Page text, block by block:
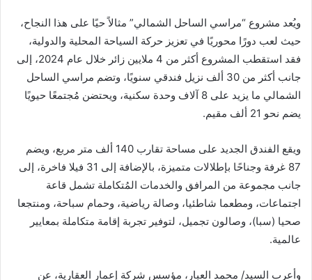
ويُعد مشروع “مراسي الساحل الشمالي” مثالاً حيًا على هذا النجاح،
حيث لعب دورًا محوريًا في تعزيز حركة السياحة المحلية والدولية،
فقد استقطب المشروع أكثر من 4 ملايين زائر خلال عام 2024، إلى
جانب أكثر من 30 ألف نزيل فندقي سنويًا، وتضم مراسي الساحل
الشمالي ما يزيد على 8 آلاف وحدة سكنية، ويحتضن مُجتمعًا حيويًا
يضم نحو 21 ألف مقيم.
ويقع الفندق الجديد على مساحة تقارب 140 ألف متر مربع، ويضم
87 غرفة وجناحًا بإطلالات متميزة، بالإضافة إلى 31 فيلا فاخرة، إلى
جانب مجموعة من المرافق والخدمات المُتكاملة تشمل قاعة
اجتماعات، ومطعما شاطئيا، وصالة رياضية، وحمام سباحة، ومنتجعا
صحيا (سبا)، وصالون تجميل، لتوفير تجربة إقامة متكاملة بمعايير
عالمية.
وأعرب السيد/ محمد العبار، مؤسس شركة إعمار العقارية، عن